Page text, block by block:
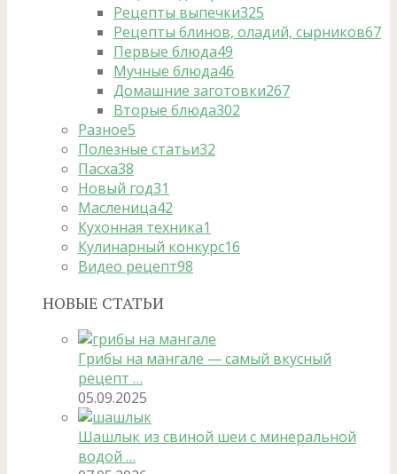
Рецепты выпечки325
Рецепты блинов, оладий, сырников67
Первые блюда49
Мучные блюда46
Домашние заготовки267
Вторые блюда302
Разное5
Полезные статьи32
Пасха38
Новый год31
Масленица42
Кухонная техника1
Кулинарный конкурс16
Видео рецепт98
НОВЫЕ СТАТЬИ
Грибы на мангале — самый вкусный
рецепт …
05.09.2025
Шашлык из свиной шеи с минеральной
водой …